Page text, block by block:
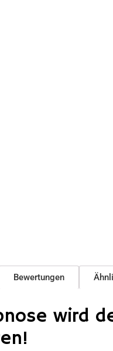
Bewertungen
wird